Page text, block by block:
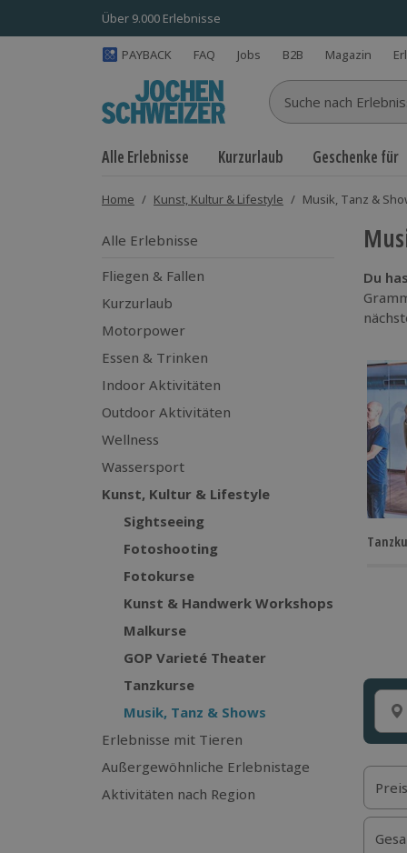
Über 9.000 Erlebnisse
PAYBACK FAQ Jobs B2B Magazin
Suche nach
Alle Erlebnisse Kurzurlaub Geschenke für
Home / Kunst, Kultur & Lifestyle / Musik, Tanz &
Alle Erlebnisse
Fliegen & Fallen
Kurzurlaub
Motorpower
Essen & Trinken
Indoor Aktivitäten
Outdoor Aktivitäten
Wellness
Wassersport
Kunst, Kultur & Lifestyle
Sightseeing
Fotoshooting
Fotokurse
Kunst & Handwerk Workshops
Malkurse
GOP Varieté Theater
Tanzkurse
Musik, Tanz & Shows
Erlebnisse mit Tieren
Außergewöhnliche Erlebnistage
Aktivitäten nach Region
Du
Preis